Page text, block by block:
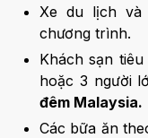
Xe du lịch và
chương trình.
Khách sạn
hoặc 3 người
đêm Malaysia.
Các bữa ăn